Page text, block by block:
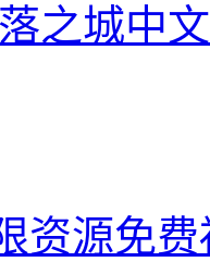
之城中
资源免